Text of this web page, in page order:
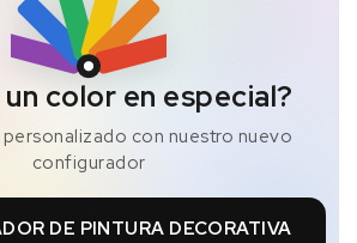
color en especial?
con nuestro nuevo
configurador
DE PINTURA DECORATIVA